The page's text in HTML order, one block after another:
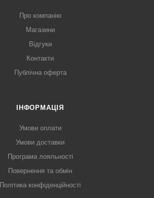
Про компанію
Магазини
Відгуки
Контакти
Публічна оферта
ІНФОРМАЦІЯ
Умови оплати
Умови доставки
Програма лояльності
Повернення та обмін
Політика конфіденційності